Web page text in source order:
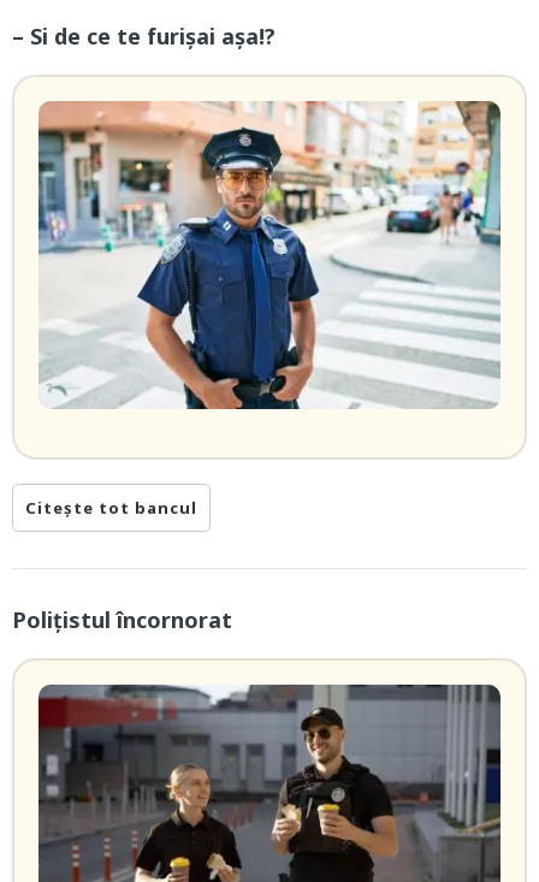
– Si de ce te furișai așa!?
Citește tot bancul
Poliţistul încornorat